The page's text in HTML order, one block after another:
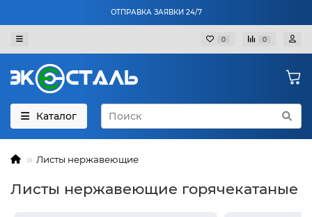
ОТПРАВКА ЗАЯВКИ 24/7
0 0
Каталог
Листы нержавеющие
Листы нержавеющие горячекатаные